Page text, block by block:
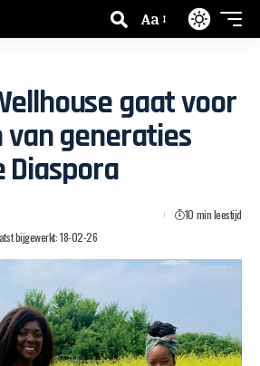
Aa
gaat voor
generaties
bijgewerkt: 18-02-26
10 min leestijd